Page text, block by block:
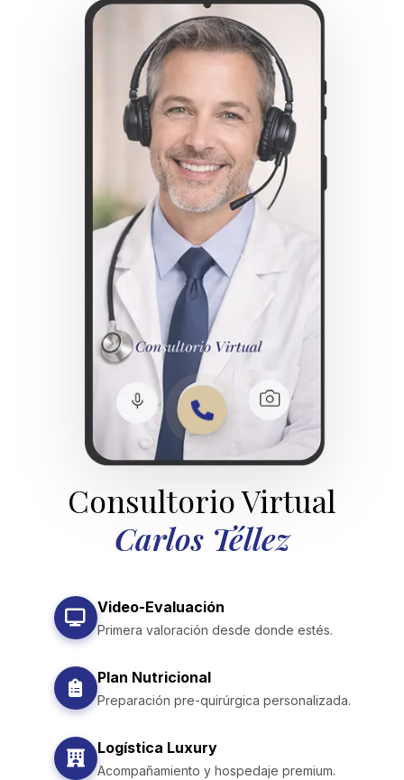
Consultorio Virtual
Carlos Téllez
Video-Evaluación
Primera valoración desde donde estés.
Plan Nutricional
Preparación pre-quirúrgica personalizada.
Logística Luxury
Acompañamiento y hospedaje premium.